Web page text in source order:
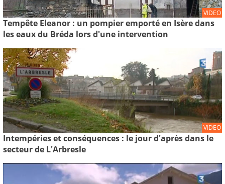
VIDEO
Tempête Eleanor : un pompier emporté en Isère dans
les eaux du Bréda lors d'une intervention
VIDEO
Intempéries et conséquences : le jour d'après dans le
secteur de L'Arbresle